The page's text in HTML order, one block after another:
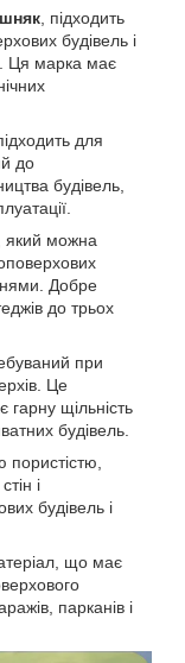
, підходить
будівель і
Ця марка має
для
до
будівель,
який можна
Добре
до трьох
при
Це
гарну щільність
будівель.
пористістю,
і
будівель і
що має
парканів і